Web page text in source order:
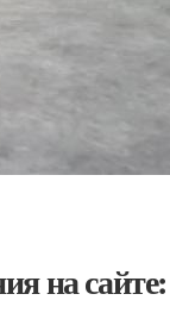
на сайте: